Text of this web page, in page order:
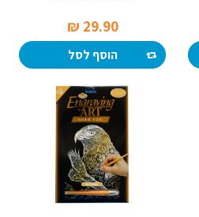
29.90 ₪‎
הוסף לסל